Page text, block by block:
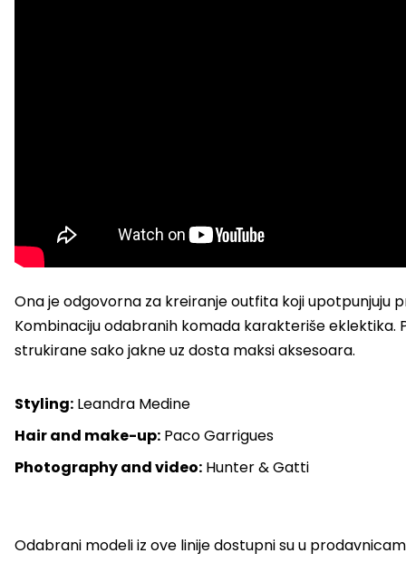
Ona je odgovorna za kreiranje outfita koji upotpunjuju
Kombinaciju odabranih komada karakteriše eklektika.
strukirane sako jakne uz dosta maksi aksesoara.
Styling: Leandra Medine
Hair and make-up: Paco Garrigues
Photography and video: Hunter & Gatti
Odabrani modeli iz ove linije dostupni su u